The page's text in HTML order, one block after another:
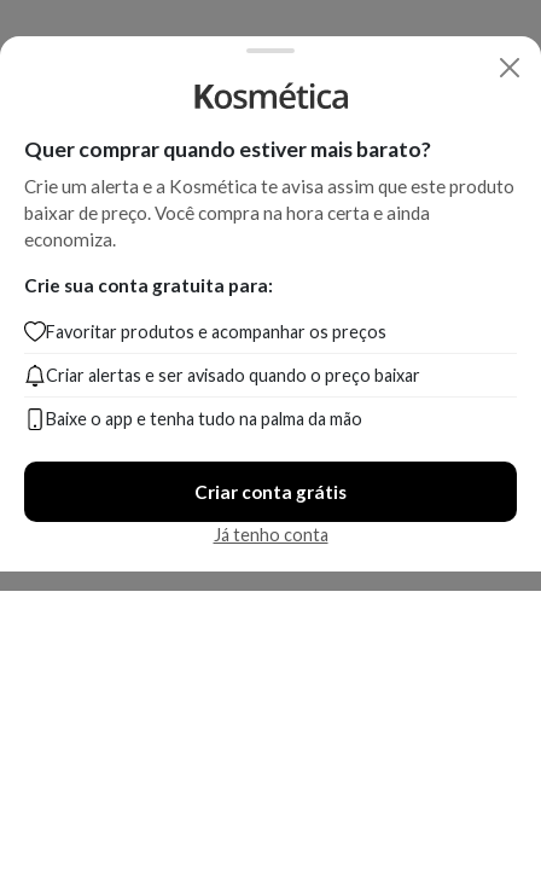
Quer comprar quando estiver mais barato?
Crie um alerta e a Kosmética te avisa assim que este produto
baixar de preço. Você compra na hora certa e ainda
economiza.
Crie sua conta gratuita para:
Favoritar produtos e acompanhar os preços
Criar alertas e ser avisado quando o preço baixar
Baixe o app e tenha tudo na palma da mão
Criar conta grátis
Já tenho conta